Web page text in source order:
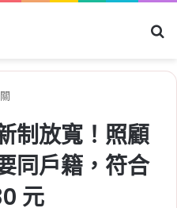
制放寬！照顧
同戶籍，符合
元